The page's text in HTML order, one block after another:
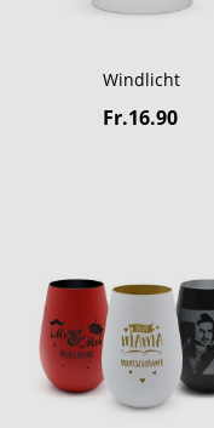
Windlicht
Fr.16.90